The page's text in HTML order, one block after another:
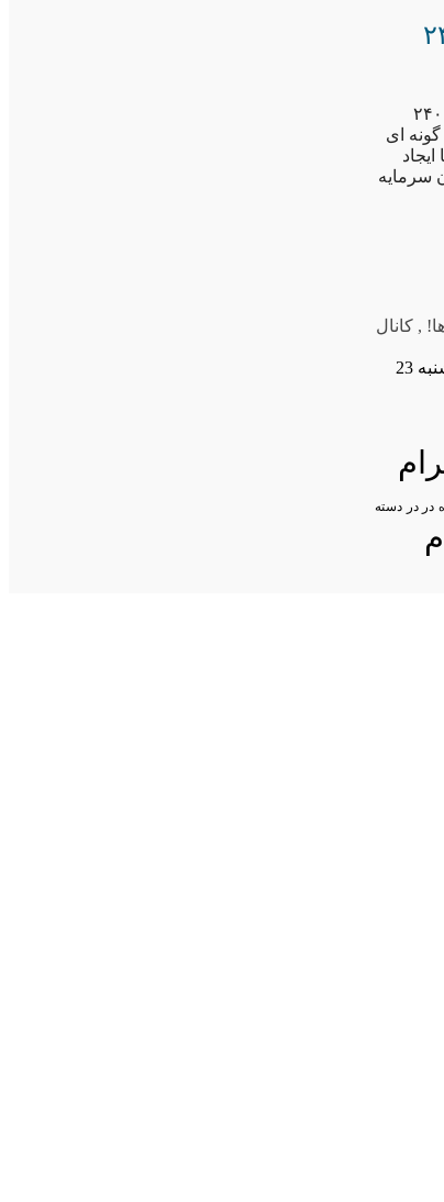
کنید/درآمد ماهانه ۲۴۰
فراگیرترین رسانه آنلاین در کشور با سرمایه گذاری صفر در تلگرام، پول پارو کنید/درآمد ماهانه ۲۴۰
گونه ای
با ایجاد
سرمایه
, کانال
تصاویر صفحه نخست روزنامه های دوشنبه 23
در در دسته